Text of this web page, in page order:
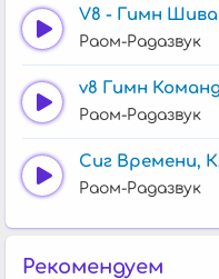
Раом-Радазвук
Раом-Радазвук
Раом-Радазвук
Рекомендуем